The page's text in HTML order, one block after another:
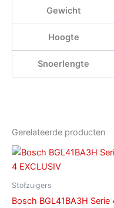
Gewicht
Hoogte
Snoerlengte
Gerelateerde producten
Stofzuigers
Bosch BGL41BA3H Serie